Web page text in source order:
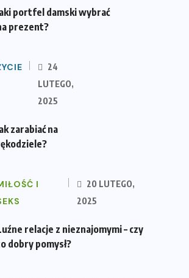
portfel damski wybrać
prezent?
24
LUTEGO,
2025
zarabiać na
I
20 LUTEGO,
2025
relacje z nieznajomymi – czy
dobry pomysł?